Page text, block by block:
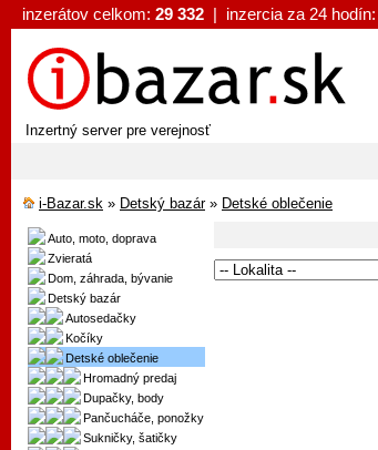
inzerátov celkom: 29 332 | inzercia za 24 hodín:
Inzertný server pre verejnosť
i-Bazar.sk » Detský bazár» Detské oblečenie
Auto, moto, doprava
Zvieratá
Dom, záhrada, bývanie
Detský bazár
Autosedačky
Kočíky
Detské oblečenie
Hromadný predaj
Dupačky, body
Pančucháče, ponožky
Sukničky, šatičky